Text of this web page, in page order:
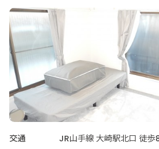
交通 JR山手線 大崎駅北口 徒歩